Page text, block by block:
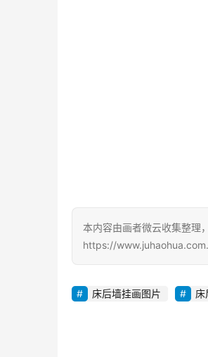
本内容由画者微云收集整理
https://
床后墙挂画图片 床